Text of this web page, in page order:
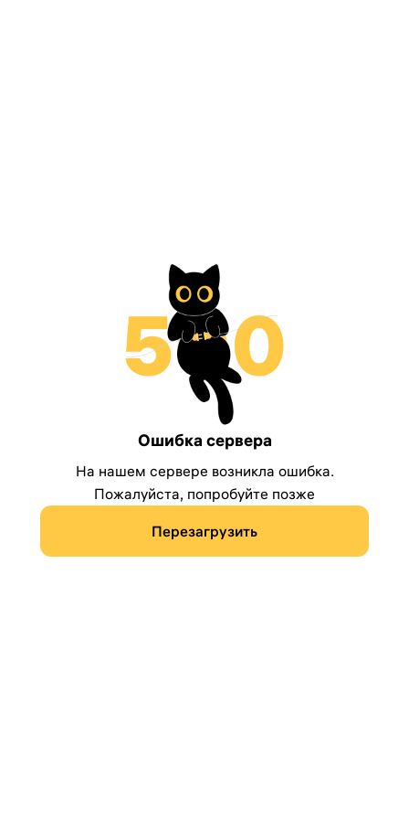
Ошибка сервера
На нашем сервере возникла ошибка.
Пожалуйста, попробуйте позже
Перезагрузить